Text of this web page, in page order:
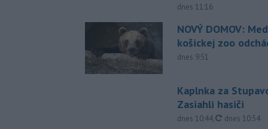
dnes 11:16
NOVÝ DOMOV:
košickej zoo
dnes 9:51
Kaplnka za
Zasiahli hasiči
dnes 10:44, aktualizované
dnes 10:54